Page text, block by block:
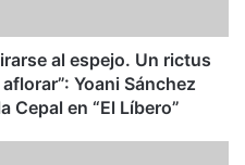
al espejo. Un rictus
Yoani Sánchez
Cepal en “El Líbero”